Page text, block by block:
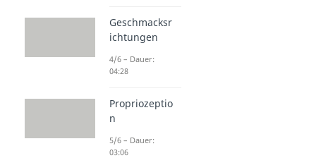
Geschmacksr
ichtungen
4/6 – Dauer:
04:28
Propriozeptio
n
5/6 – Dauer:
03:06